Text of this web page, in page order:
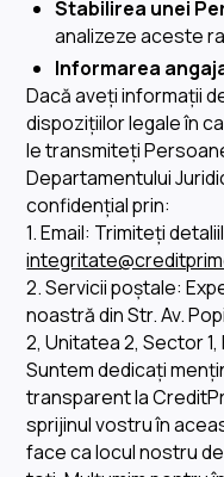
Stabilirea unei
analizeze aceste
Informarea
Dacă aveți informații
dispozițiilor legale în
le transmiteți
Departamentului
confidențial prin:
1. Email: Trimiteți
2. Servicii poștale:
noastră din Str. Av.
2, Unitatea 2, Sector
Suntem dedicați
transparent la
sprijinul vostru în
face ca locul nostru